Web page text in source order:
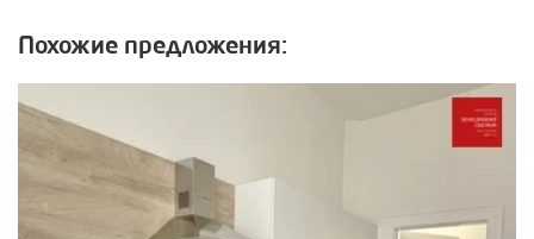
Похожие предложения: